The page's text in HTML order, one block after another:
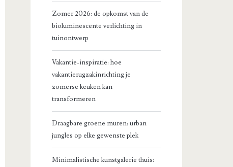
Zomer 2026: de opkomst van de
bioluminescente verlichting in
tuinontwerp
Vakantie-inspiratie: hoe
vakantierugzakinrichting je
zomerse keuken kan
transformeren
Draagbare groene muren: urban
jungles op elke gewenste plek
Minimalistische kunstgalerie thuis: